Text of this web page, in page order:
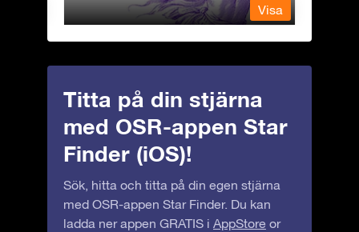
Visa
Titta på din stjärna
med OSR-appen Star
Finder (iOS)!
Sök, hitta och titta på din egen stjärna
med OSR-appen Star Finder. Du kan
ladda ner appen GRATIS i AppStore or